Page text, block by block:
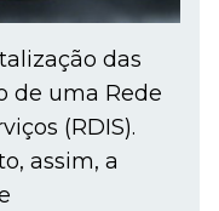
das
de uma Rede
(RDIS).
assim, a